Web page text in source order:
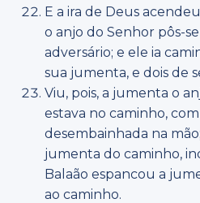
E a ira de Deus
o anjo do Senhor pôs-
adversário; e ele ia
sua jumenta, e dois de
Viu, pois, a jumenta o
estava no caminho,
desembainhada na
jumenta do caminho,
Balaão espancou a
ao caminho.